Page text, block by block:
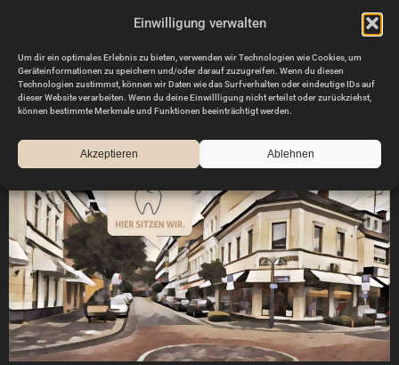
Einwilligung verwalten
Um dir ein optimales Erlebnis zu bieten, verwenden wir Technologien wie Cookies, um
Geräteinformationen zu speichern und/oder darauf zuzugreifen. Wenn du diesen
Technologien zustimmst, können wir Daten wie das Surfverhalten oder eindeutige IDs auf
dieser Website verarbeiten. Wenn du deine Einwillligung nicht erteilst oder zurückziehst,
können bestimmte Merkmale und Funktionen beeinträchtigt werden.
Akzeptieren Ablehnen
content
Navigation